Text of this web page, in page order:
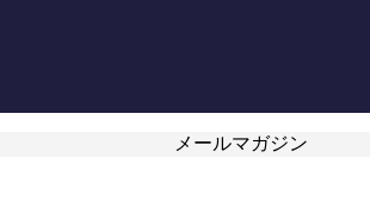
メールマガジン